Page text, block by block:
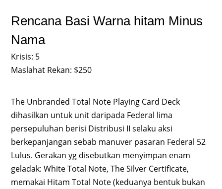
Rencana Basi Warna hitam Minus
Nama
Krisis: 5
Maslahat Rekan: $250
The Unbranded Total Note Playing Card Deck
dihasilkan untuk unit daripada Federal lima
persepuluhan berisi Distribusi II selaku aksi
berkepanjangan sebab manuver pasaran Federal 52
Lulus. Gerakan yg disebutkan menyimpan enam
geladak: White Total Note, The Silver Certificate,
memakai Hitam Total Note (keduanya bentuk bukan